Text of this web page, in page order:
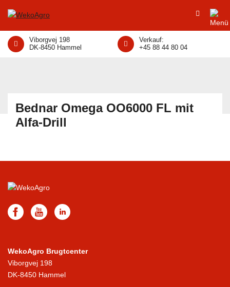
Viborgvej 198
DK-8450 Hammel
Verkauf:
+45 88 44 80 04
Bednar Omega OO6000 FL mit
Alfa-Drill
WekoAgro Brugtcenter
Viborgvej 198
DK-8450 Hammel